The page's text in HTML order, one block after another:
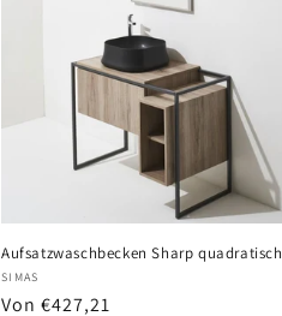
Aufsatzwaschbecken Sharp quadratisch
Anbieter:
SIMAS
Normaler
Von €427,21